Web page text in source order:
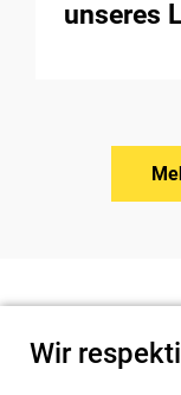
unseres
Wir